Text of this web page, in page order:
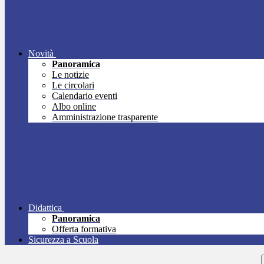
Novità
Panoramica
Le notizie
Le circolari
Calendario eventi
Albo online
Amministrazione trasparente
Didattica
Panoramica
Offerta formativa
Sicurezza a Scuola